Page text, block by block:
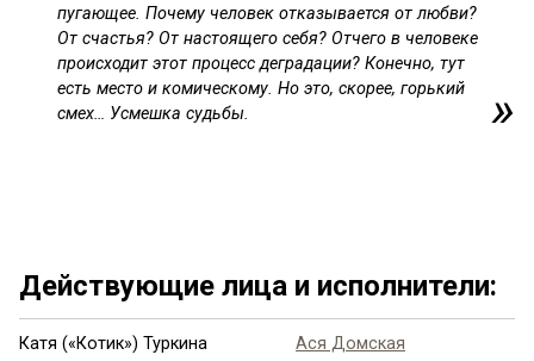
пугающее. Почему человек отказывается от любви?
От счастья? От настоящего себя? Отчего в человеке
происходит этот процесс деградации? Конечно, тут
есть место и комическому. Но это, скорее, горький
смех… Усмешка судьбы.
Действующие лица и исполнители:
Катя («Котик») Туркина Ася Домская